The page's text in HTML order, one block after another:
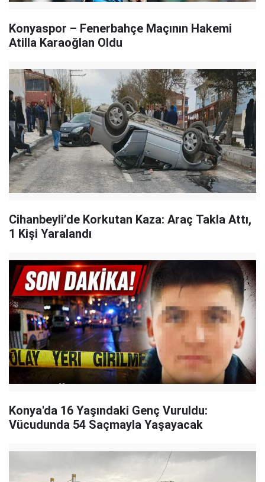
Konyaspor – Fenerbahçe Maçının Hakemi
Atilla Karaoğlan Oldu
Cihanbeyli’de Korkutan Kaza: Araç Takla Attı,
1 Kişi Yaralandı
Konya'da 16 Yaşındaki Genç Vuruldu:
Vücudunda 54 Saçmayla Yaşayacak